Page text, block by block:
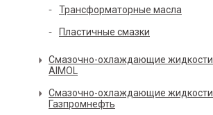
Трансформаторные масла
Пластичные смазки
Смазочно-охлаждающие жидкости
AIMOL
Смазочно-охлаждающие жидкости
Газпромнефть